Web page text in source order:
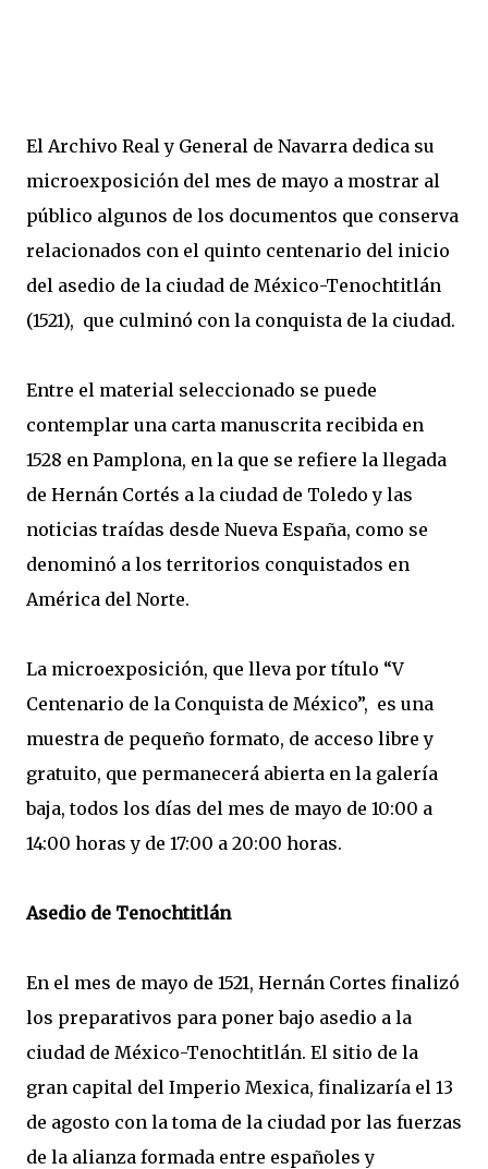
El Archivo Real y General de Navarra dedica su
microexposición del mes de mayo a mostrar al
público algunos de los documentos que conserva
relacionados con el quinto centenario del inicio
del asedio de la ciudad de México-Tenochtitlán
(1521), que culminó con la conquista de la ciudad.
Entre el material seleccionado se puede
contemplar una carta manuscrita recibida en
1528 en Pamplona, en la que se refiere la llegada
de Hernán Cortés a la ciudad de Toledo y las
noticias traídas desde Nueva España, como se
denominó a los territorios conquistados en
América del Norte.
La microexposición, que lleva por título “V
Centenario de la Conquista de México”, es una
muestra de pequeño formato, de acceso libre y
gratuito, que permanecerá abierta en la galería
baja, todos los días del mes de mayo de 10:00 a
14:00 horas y de 17:00 a 20:00 horas.
Asedio de Tenochtitlán
En el mes de mayo de 1521, Hernán Cortes finalizó
los preparativos para poner bajo asedio a la
ciudad de México-Tenochtitlán. El sitio de la
gran capital del Imperio Mexica, finalizaría el 13
de agosto con la toma de la ciudad por las fuerzas
de la alianza formada entre españoles y